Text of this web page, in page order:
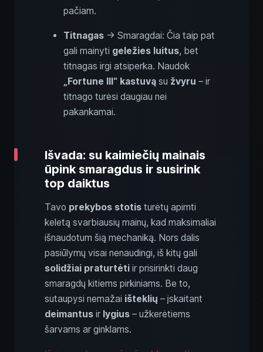
pačiam.
Titnagas → Smaragdai: Čia taip pat
gali mainyti geležies luitus, bet
titnagas irgi atsiperka. Naudok
„Fortune III“ kastuvą su žvyru – ir
titnago turėsi daugiau nei
pakankamai.
Išvada: su kaimiečių mainais
ūpink smaragdus ir susirink
top daiktus
Tavo prekybos stotis turėtų apimti
keletą svarbiausių mainų, kad maksimaliai
išnaudotum šią mechaniką. Nors dalis
pasiūlymų visai nenaudingi, iš kitų gali
solidžiai praturtėti ir prisirinkti daug
smaragdų kitiems pirkiniams. Be to,
sutaupysi nemažai išteklių – įskaitant
deimantus ir lygius – užkerėtiems
šarvams ar ginklams.